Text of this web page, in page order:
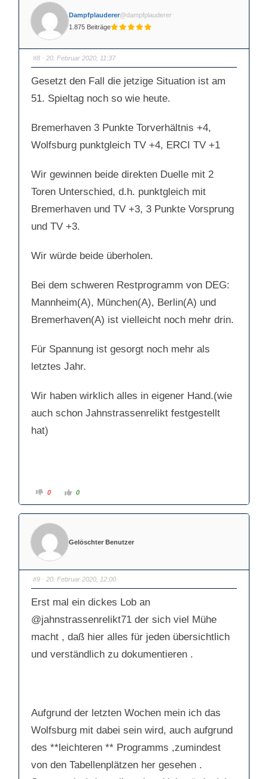
f
r
a
u
e
n
h
t
r
D
a
e
n
c
h
b
e
Dampfplauderer@dampfplauderer
1.875 Beiträge
#8 · 20. Februar 2020, 11:37
Gesetzt den Fall die jetzige Situation ist am
51. Spieltag noch so wie heute.
Bremerhaven 3 Punkte Torverhältnis +4,
Wolfsburg punktgleich TV +4, ERCI TV +1
Wir gewinnen beide direkten Duelle mit 2
Toren Unterschied, d.h. punktgleich mit
Bremerhaven und TV +3, 3 Punkte Vorsprung
und TV +3.
Wir würde beide überholen.
Bei dem schweren Restprogramm von DEG:
Mannheim(A), München(A), Berlin(A) und
Bremerhaven(A) ist vielleicht noch mehr drin.
Für Spannung ist gesorgt noch mehr als
letztes Jahr.
Wir haben wirklich alles in eigener Hand.(wie
auch schon Jahnstrassenrelikt festgestellt
hat)
A
k
c
e
f
D
a
u
m
n
a
c
u
t
e
0
A
k
n
D
a
u
m
n
a
c
o
e
n
0
Gelöschter Benutzer
#9 · 20. Februar 2020, 12:00
Erst mal ein dickes Lob an
@jahnstrassenrelikt71 der sich viel Mühe
macht , daß hier alles für jeden übersichtlich
und verständlich zu dokumentieren .
Aufgrund der letzten Wochen mein ich das
Wolfsburg mit dabei sein wird, auch aufgrund
des **leichteren ** Programms ,zumindest
von den Tabellenplätzen her gesehen .